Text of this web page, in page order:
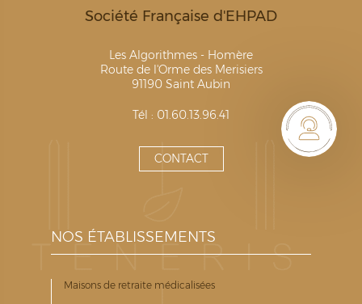
Société Française d'EHPAD
Les Algorithmes - Homère
Route de l'Orme des Merisiers
91190 Saint Aubin
Tél : 01.60.13.96.41
CONTACT
NOS ÉTABLISSEMENTS
Maisons de retraite médicalisées